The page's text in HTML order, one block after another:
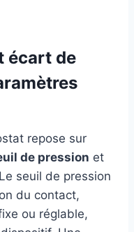
écart de
repose sur
de pression et
seuil de pression
du contact,
ou réglable,